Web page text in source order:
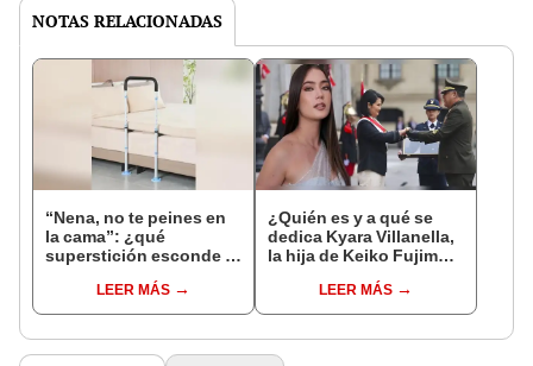
NOTAS RELACIONADAS
“Nena, no te peines en
la cama”: ¿qué
superstición esconde la
Enanitos Verdes?
LEER MÁS
¿Quién es y a qué se
dedica Kyara Villanella,
la hija de Keiko Fujimori
nivel nacional?
LEER MÁS